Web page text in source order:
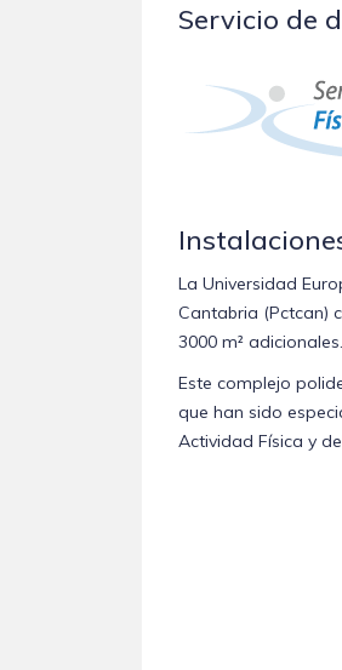
Servicio de
La Universidad
Cantabria (Pctcan)
3000 m² adicionales.
Este complejo
que han sido
Actividad Física y